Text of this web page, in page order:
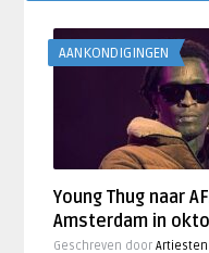
AANKONDIGINGEN
Young Thug naar
Amsterdam in
Geschreven door